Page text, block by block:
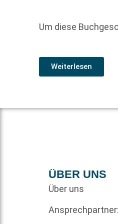
Um diese
Weiterlesen
ÜBER UNS
Über uns